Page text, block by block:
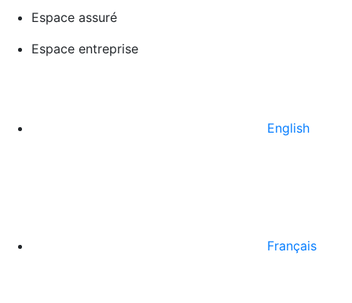
Espace assuré
Espace entreprise
English
Français